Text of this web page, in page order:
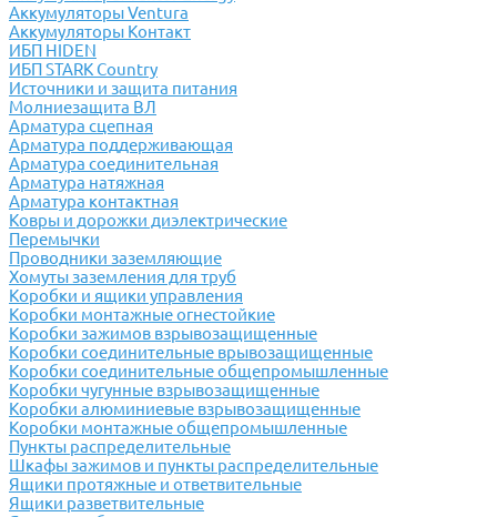
Аккумуляторы Ventura
Аккумуляторы Контакт
ИБП HIDEN
ИБП STARK Country
Источники и защита питания
Молниезащита ВЛ
Арматура сцепная
Арматура поддерживающая
Арматура соединительная
Арматура натяжная
Арматура контактная
Ковры и дорожки диэлектрические
Перемычки
Проводники заземляющие
Хомуты заземления для труб
Коробки и ящики управления
Коробки монтажные огнестойкие
Коробки зажимов взрывозащищенные
Коробки соединительные врывозащищенные
Коробки соединительные общепромышленные
Коробки чугунные взрывозащищенные
Коробки алюминиевые взрывозащищенные
Коробки монтажные общепромышленные
Пункты распределительные
Шкафы зажимов и пункты распределительные
Ящики протяжные и ответвительные
Ящики разветвительные